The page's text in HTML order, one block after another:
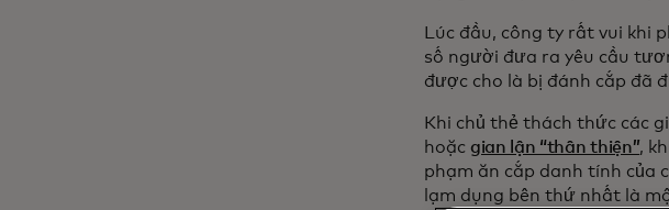
Lúc đầu, công ty rất vui khi
số người đưa ra yêu cầu
được cho là bị đánh cắp đã
Khi chủ thẻ thách thức các
hoặc gian lận “thân thiện”,
phạm ăn cắp danh tính của
lạm dụng bên thứ nhất là